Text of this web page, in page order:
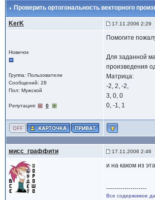
Проверить ортогональность векторного
KerK 17.11.2006 2:29
Новичок
Группа: Пользователи
Сообщений: 28
Пол: Мужской
Репутация: 0
Помогите
Для заданной
произведения
Матрица:
-2, 2, -2,
3, 0, 0
0, -1, 1
мисс_граффити 17.11.2006 2:46
и на каком из
--------------------
Все содержимое